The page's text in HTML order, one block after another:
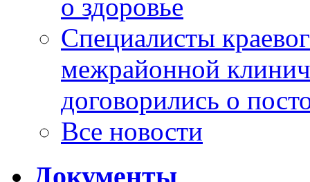
о здоровье
Специалисты
межрайонной
договорились о
Все новости